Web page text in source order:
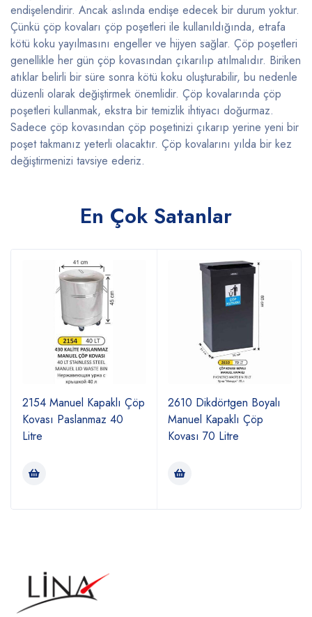
endişelendirir. Ancak aslında endişe edecek bir durum yoktur.
Çünkü çöp kovaları çöp poşetleri ile kullanıldığında, etrafa
kötü koku yayılmasını engeller ve hijyen sağlar. Çöp poşetleri
genellikle her gün çöp kovasından çıkarılıp atılmalıdır. Biriken
atıklar belirli bir süre sonra kötü koku oluşturabilir, bu nedenle
düzenli olarak değiştirmek önemlidir. Çöp kovalarında çöp
poşetleri kullanmak, ekstra bir temizlik ihtiyacı doğurmaz.
Sadece çöp kovasından çöp poşetinizi çıkarıp yerine yeni bir
poşet takmanız yeterli olacaktır. Çöp kovalarını yılda bir kez
değiştirmenizi tavsiye ederiz.
En Çok Satanlar
2154 Manuel Kapaklı Çöp
Kovası Paslanmaz 40
Litre
2610 Dikdörtgen Boyalı
Manuel Kapaklı Çöp
Kovası 70 Litre